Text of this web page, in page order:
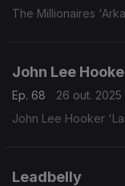
The Millionaires
John Lee
Ep. 68
26 out. 2025
John Lee Hooker
Leadbelly